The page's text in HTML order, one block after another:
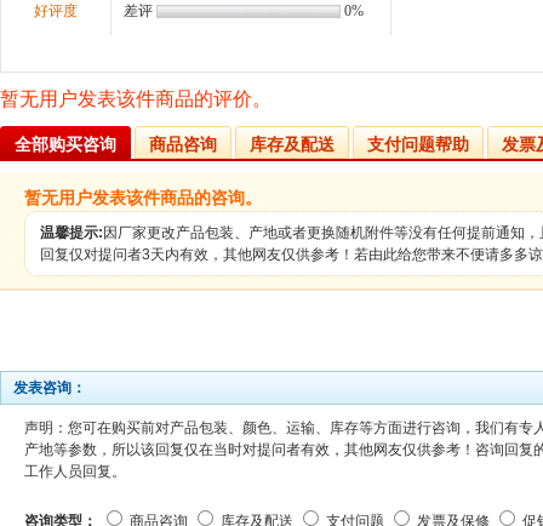
好评度
差评
0%
暂无用户发表该件商品的评价。
全部购买咨询 商品咨询 库存及配送 支付问题帮助 发票
暂无用户发表该件商品的咨询。
温馨提示: 因厂家更改产品包装、产地或者更换随机附件等没有任何提前通知
回复仅对提问者3天内有效，其他网友仅供参考！若由此给您带来不便请多多
发表咨询：
声明：您可在购买前对产品包装、颜色、运输、库存等方面进行咨询，我们有
产地等参数，所以该回复仅在当时对提问者有效，其他网友仅供参考！咨询回
工作人员回复。
咨询类型： 商品咨询 库存及配送 支付问题 发票及保修 促